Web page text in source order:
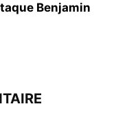
Benjamin